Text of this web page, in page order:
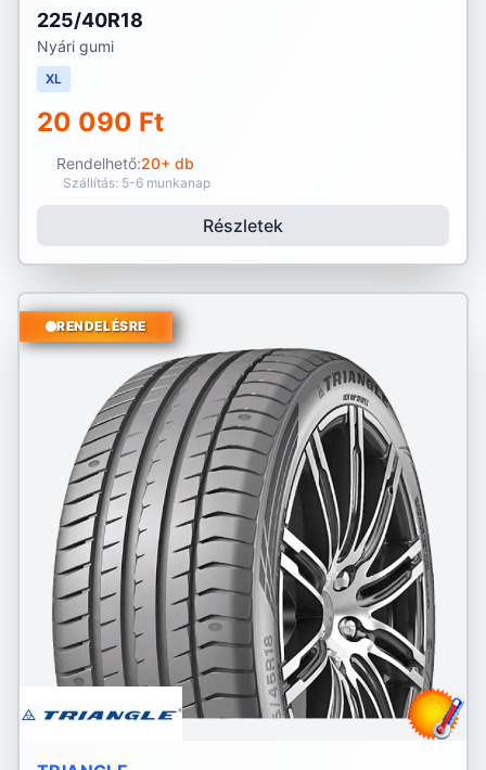
225/40R18
Nyári gumi
XL
20 090 Ft
Rendelhető:20+ db
Szállítás: 5-6 munkanap
Részletek
RENDELÉSRE